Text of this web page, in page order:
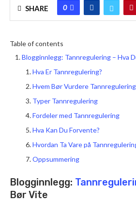
SHARE 0
Table of contents
Blogginnlegg: Tannregulering – Hva
Hva Er Tannregulering?
Hvem Bør Vurdere
Typer Tannregulering
Fordeler med Tannregulering
Hva Kan Du Forvente?
Hvordan Ta Vare på
Oppsummering
Blogginnlegg:
Bør Vite